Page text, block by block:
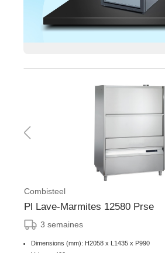
Combisteel
Pl Lave-Marmites 12580 Prse
3 semaines
Dimensions (mm): H2058 x L1435 x P990